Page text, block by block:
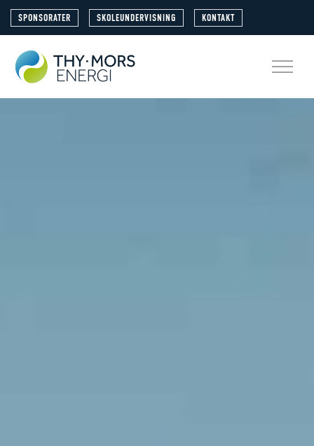
SPONSORATER SKOLEUNDERVISNING KONTAKT